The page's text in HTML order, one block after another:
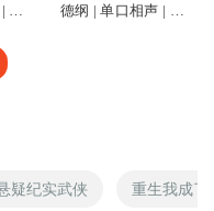
德纲 | 单口相声 | 免
疑纪实武侠 重生我成了